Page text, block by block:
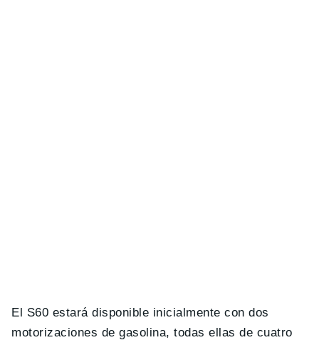
El S60 estará disponible inicialmente con dos
motorizaciones de gasolina, todas ellas de cuatro